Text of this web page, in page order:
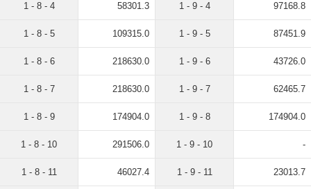
1 - 8 - 4 58301.3
1 - 8 - 5 109315.0
1 - 8 - 6 218630.0
1 - 8 - 7 218630.0
1 - 8 - 9 174904.0
1 - 8 - 10 291506.0
1 - 8 - 11 46027.4
1 - 9 - 4 97168.8
1 - 9 - 5 87451.9
1 - 9 - 6 43726.0
1 - 9 - 7 62465.7
1 - 9 - 8 174904.0
1 - 9 - 10 -
1 - 9 - 11 23013.7